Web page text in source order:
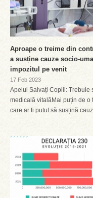
Aproape o treime din
a susține cauze socio-
impozitul pe venit
17 Feb 2023
Apelul Salvați Copiii: Trebuie
medicală vitalăMai puțin de
care ar fi putut să susțină